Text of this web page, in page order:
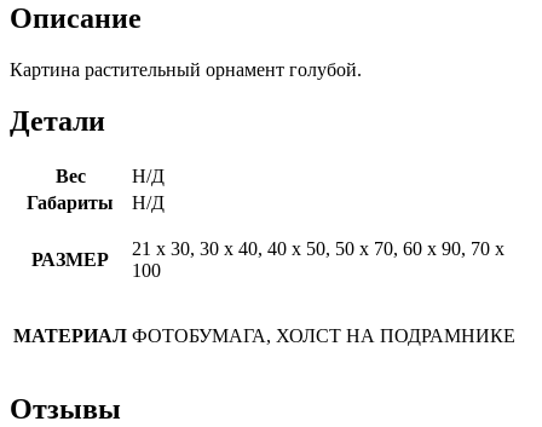
Описание
Картина растительный орнамент голубой.
Детали
Вес
Н/Д
Габариты
Н/Д
РАЗМЕР
21 х 30, 30 х 40, 40 х 50, 50 х 70, 60 х 90, 70 х
100
МАТЕРИАЛ ФОТОБУМАГА, ХОЛСТ НА ПОДРАМНИКЕ
Отзывы